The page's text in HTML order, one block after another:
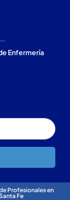
Enfermería
Profesionales en
Fe